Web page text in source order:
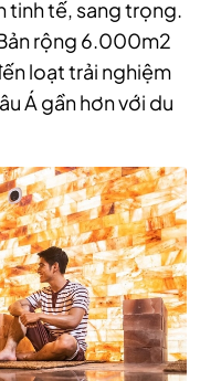
tinh tế, sang trọng.
rộng 6.000m2
loạt trải nghiệm
Á gần hơn với du